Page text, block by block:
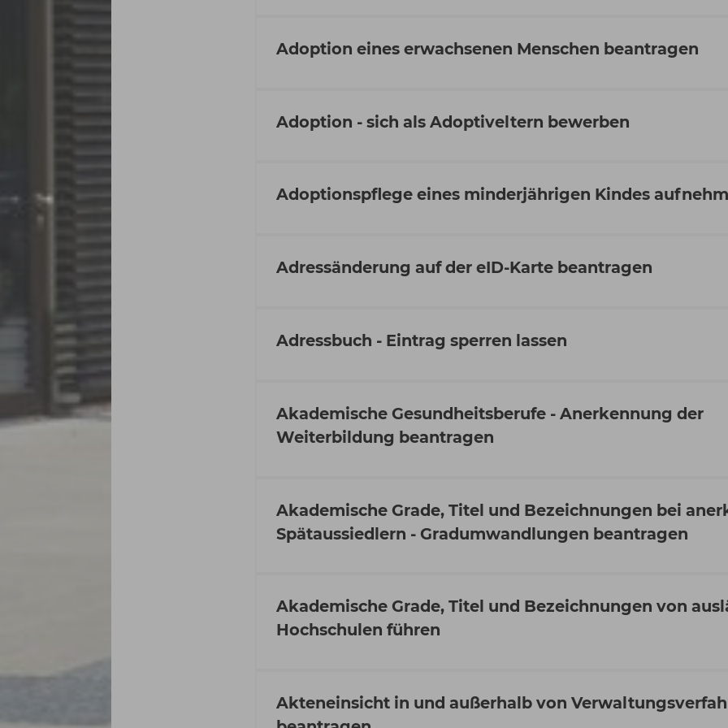
Adoption eines erwachsenen Menschen beantragen
Adoption - sich als Adoptiveltern bewerben
Adoptionspflege eines minderjährigen Kindes
Adressänderung auf der eID-Karte beantragen
Adressbuch - Eintrag sperren lassen
Akademische Gesundheitsberufe - Anerkennung der
Weiterbildung beantragen
Akademische Grade, Titel und Bezeichnungen bei
Spätaussiedlern - Gradumwandlungen beantragen
Akademische Grade, Titel und Bezeichnungen von
Hochschulen führen
Akteneinsicht in und außerhalb von